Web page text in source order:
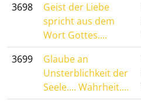
3698
Geist der Liebe
spricht aus dem
Wort Gottes....
3699
Glaube an
Unsterblichkeit der
Seele.... Wahrheit....